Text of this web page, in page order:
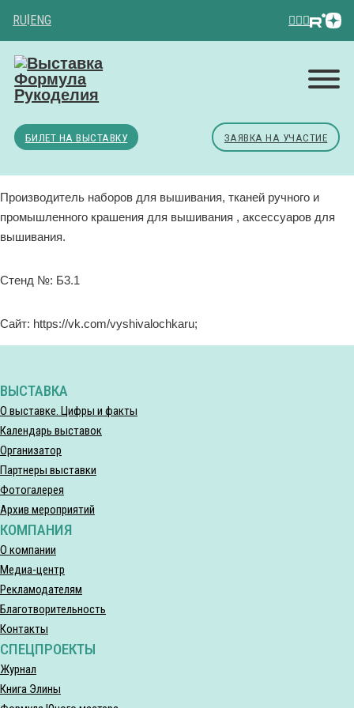
RU ENG
БИЛЕТ НА ВЫСТАВКУ ЗАЯВКА НА УЧАСТИЕ
Производитель наборов для вышивания, тканей ручного и
промышленного крашения для вышивания , аксессуаров для
вышивания.
Стенд №: Б3.1
Сайт: https://vk.com/vyshivalochkaru;
ВЫСТАВКА
О выставке. Цифры и факты
Календарь выставок
Организатор
Партнеры выставки
Фотогалерея
Архив мероприятий
КОМПАНИЯ
О компании
Медиа-центр
Рекламодателям
Благотворительность
Контакты
СПЕЦПРОЕКТЫ
Журнал
Книга Элины